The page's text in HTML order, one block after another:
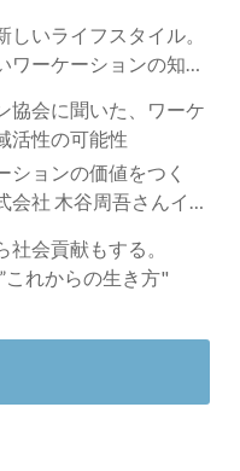
しいライフスタイル。
ーケーションの知ら
協会に聞いた、ワーケ
活性の可能性
ションの価値をつく
社 木谷周吾さんイン
会貢献もする。
これからの生き方"